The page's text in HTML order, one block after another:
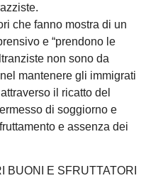
che fanno mostra di un
e “prendono le
non sono da
mantenere gli immigrati
il ricatto del
di soggiorno e
e assenza dei
BUONI E SFRUTTATORI